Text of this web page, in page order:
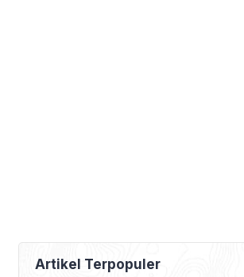
Artikel Terpopuler